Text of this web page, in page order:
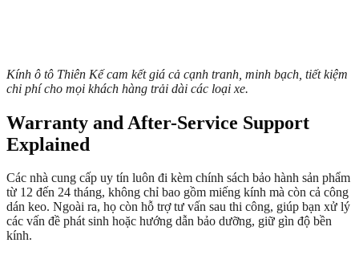
Kính ô tô Thiên Kế cam kết giá cả cạnh tranh, minh bạch, tiết kiệm
chi phí cho mọi khách hàng trải dài các loại xe.
Warranty and After-Service Support
Explained
Các nhà cung cấp uy tín luôn đi kèm chính sách bảo hành sản phẩm
từ 12 đến 24 tháng, không chỉ bao gồm miếng kính mà còn cả công
dán keo. Ngoài ra, họ còn hỗ trợ tư vấn sau thi công, giúp bạn xử lý
các vấn đề phát sinh hoặc hướng dẫn bảo dưỡng, giữ gìn độ bền
kính.